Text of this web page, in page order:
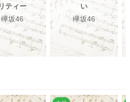
リティー
欅坂46
い
欅坂46